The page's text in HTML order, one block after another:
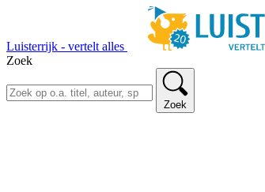
Luisterrijk - vertelt alles
Zoek
Zoek